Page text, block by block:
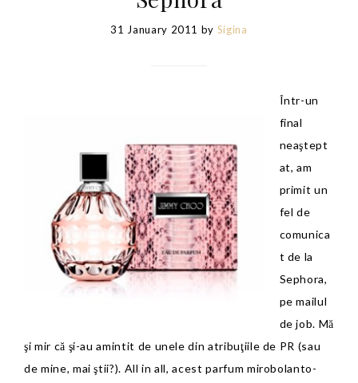
31 January 2011 by Sigina
Într-un
final
neaştept
at, am
primit un
fel de
comunica
t de la
Sephora,
pe mailul
de job. Mă
şi mir că şi-au amintit de unele din atribuţiile de PR (sau
de mine, mai ştii?). All in all, acest parfum mirobolanto-